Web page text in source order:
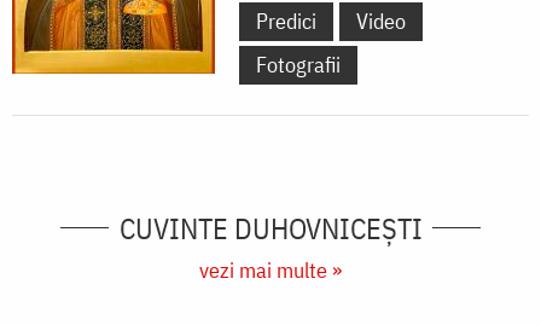
Predici
Video
Fotografii
CUVINTE DUHOVNICEȘTI
vezi mai multe »